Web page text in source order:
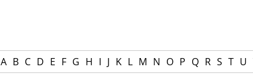
A B C D E F G H I J K L M N O P Q R S T U